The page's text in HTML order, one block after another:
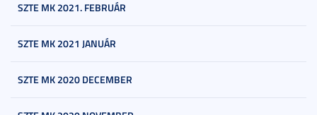
SZTE MK 2021. FEBRUÁR
SZTE MK 2021 JANUÁR
SZTE MK 2020 DECEMBER